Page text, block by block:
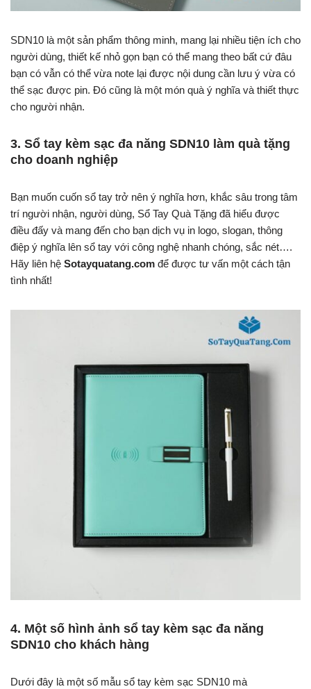
SDN10 là một sản phẩm thông minh, mang lại nhiều tiện ích cho
người dùng, thiết kế nhỏ gọn bạn có thể mang theo bất cứ đâu
bạn có vẫn có thể vừa note lại được nội dung cần lưu ý vừa có
thể sạc được pin. Đó cũng là một món quà ý nghĩa và thiết thực
cho người nhận.
3. Sổ tay kèm sạc đa năng SDN10 làm quà tặng
cho doanh nghiệp
Bạn muốn cuốn sổ tay trở nên ý nghĩa hơn, khắc sâu trong tâm
trí người nhận, người dùng, Sổ Tay Quà Tặng đã hiểu được
điều đấy và mang đến cho bạn dịch vụ in logo, slogan, thông
điệp ý nghĩa lên sổ tay với công nghệ nhanh chóng, sắc nét….
Hãy liên hệ Sotayquatang.com để được tư vấn một cách tận
tình nhất!
4. Một số hình ảnh sổ tay kèm sạc đa năng
SDN10 cho khách hàng
Dưới đây là một số mẫu sổ tay kèm sạc SDN10 mà